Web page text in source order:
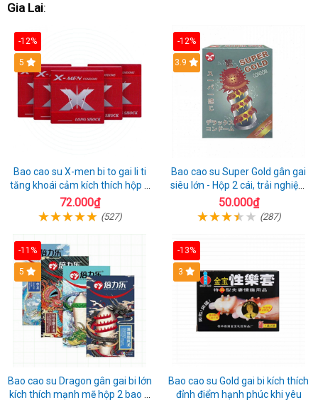
Gia Lai:
-12%
Hot
5
Bao cao su X-men bi to gai li ti
tăng khoái cảm kích thích hộp 1
cái
72.000₫
(527)
-12%
3.9
Bao cao su Super Gold gân gai
siêu lớn - Hộp 2 cái, trải nghiệm
mới lạ
50.000₫
(287)
-11%
Hot
5
Bao cao su Dragon gân gai bi lớn
kích thích mạnh mẽ hộp 2 bao +
-13%
3
Bao cao su Gold gai bi kích thích
đỉnh điểm hạnh phúc khi yêu